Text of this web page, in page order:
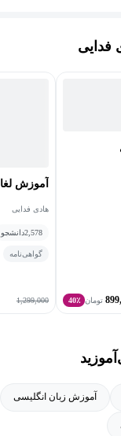
مستقیم مهارت‌های
شما نیز به‌صورت
فدایی
تومان 40٪
آموزش
هادی فدایی
2,578دانشجو
گواهی‌نامه
1,299,000
آموزش زبان انگلیسی